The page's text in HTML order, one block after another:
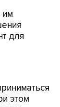
им
для
он.